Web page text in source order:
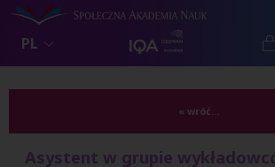
PL
« wróć...
Asystent w grupie